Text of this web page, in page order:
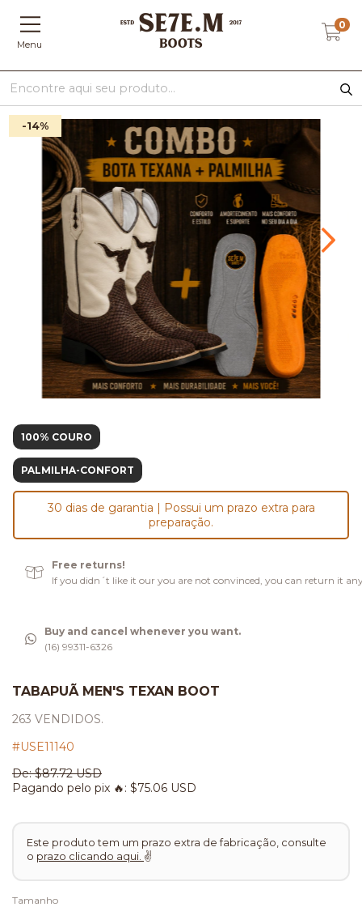
Menu
0
-14%
100% COURO
PALMILHA-CONFORT
30 dias de garantia | Possui um prazo extra para
preparação.
Free returns!
If you didn´t like it our you are not convinced, you can return it
Buy and cancel whenever you want.
(16) 99311-6326
TABAPUÃ MEN'S TEXAN BOOT
263 VENDIDOS.
#USE11140
De:$87.72 USD
Pagando pelo pix 🔥: $75.06 USD
Este produto tem um prazo extra de fabricação, consulte
o prazo clicando aqui. ✌
Tamanho